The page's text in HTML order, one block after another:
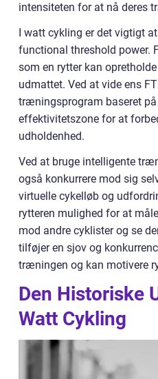
intensiteten for at nå deres
I watt cykling er det vigtigt
functional threshold power.
som en rytter kan
udmattet. Ved at vide ens
træningsprogram baseret
effektivitetszone for at
udholdenhed.
Ved at bruge intelligente
også konkurrere mod sig
virtuelle cykelløb og
rytteren mulighed for at
mod andre cyklister og se
tilføjer en sjov og
træningen og kan motivere
Den Historiske
Watt Cykling